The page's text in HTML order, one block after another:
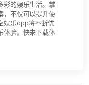
彩的娱乐生活。掌
，不仅可以提升使
娱乐app将不断优
体验。快来下载体